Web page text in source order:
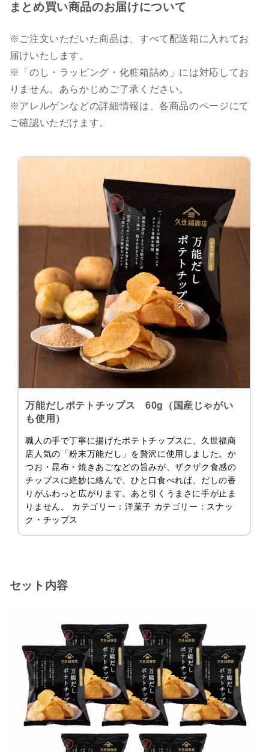
まとめ買い商品のお届けについて
※ご注文いただいた商品は、すべて配送箱に入れてお
届けいたします。
※「のし・ラッピング・化粧箱詰め」には対応してお
りません。あらかじめご了承ください。
※アレルゲンなどの詳細情報は、各商品のページにて
ご確認いただけます。
万能だしポテトチップス 60g（国産じゃがい
も使用）
職人の手で丁寧に揚げたポテトチップスに、久世福商
店人気の「粉末万能だし」を贅沢に使用しました。か
つお・昆布・焼きあごなどの旨みが、ザクザク食感の
チップスに絶妙に絡んで、ひと口食べれば、だしの香
りがふわっと広がります。あと引くうまさに手が止ま
りません。 カテゴリー：洋菓子 カテゴリー：スナッ
ク・チップス
セット内容